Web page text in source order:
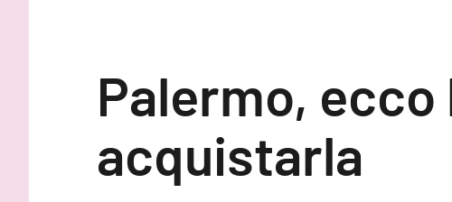
Palermo, ecco
acquistarla